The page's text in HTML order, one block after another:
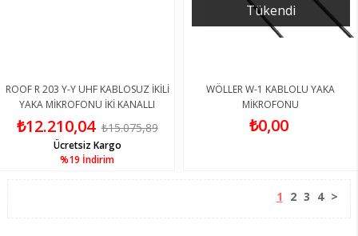
ROOF R 203 Y-Y UHF KABLOSUZ İKİLİ
YAKA MİKROFONU İKİ KANALLI
₺12.210,04 ₺15.075,89
%19 İndirim
Ücretsiz Kargo
Tükendi
WÖLLER W-1 KABLOLU YAKA
MİKROFONU
₺0,00
1 2 3 4 >